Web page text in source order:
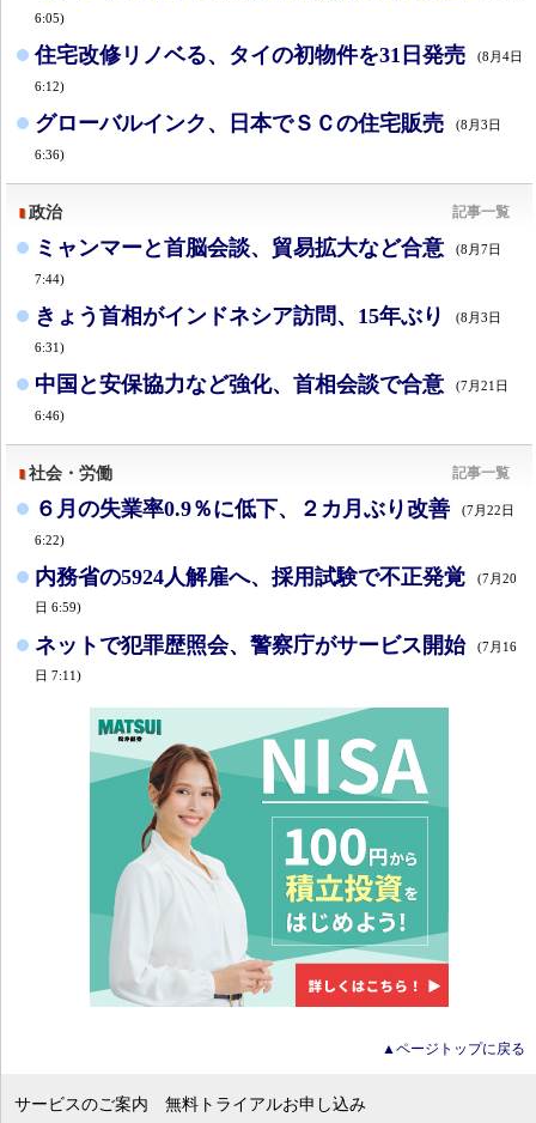
6:05)
住宅改修リノベる、タイの初物件を31日発売 (8月4日
6:12)
グローバルインク、日本でＳＣの住宅販売 (8月3日
6:36)
政治 記事一覧
ミャンマーと首脳会談、貿易拡大など合意 (8月7日
7:44)
きょう首相がインドネシア訪問、15年ぶり (8月3日
6:31)
中国と安保協力など強化、首相会談で合意 (7月21日
6:46)
社会・労働 記事一覧
６月の失業率0.9％に低下、２カ月ぶり改善 (7月22日
6:22)
内務省の5924人解雇へ、採用試験で不正発覚
(7月20
日 6:59)
ネットで犯罪歴照会、警察庁がサービス開始
(7月16
日 7:11)
▲ページトップに戻る
サービスのご案内 無料トライアルお申し込み